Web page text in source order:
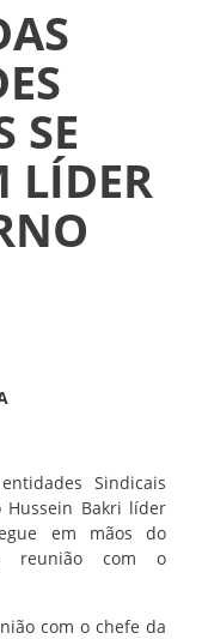
SE
LÍDER
Sindicais
Hussein Bakri líder
em mãos do
reunião com o
com o chefe da